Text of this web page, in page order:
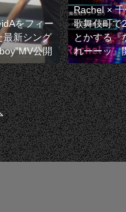
をフィー
最新シング
公開
Rachel ×
歌舞伎町で
とかする『
れーーッ』